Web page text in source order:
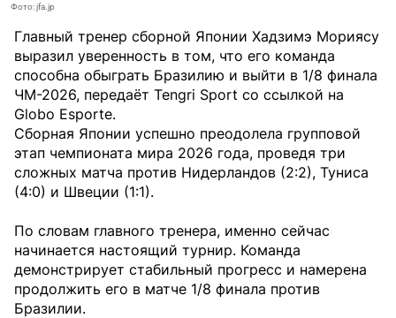
Фото: jfa.jp
Главный тренер сборной Японии Хадзимэ Мориясу
выразил уверенность в том, что его команда
способна обыграть Бразилию и выйти в 1/8 финала
ЧМ-2026, передаёт Tengri Sport со ссылкой на
Globo Esporte.
Сборная Японии успешно преодолела групповой
этап чемпионата мира 2026 года, проведя три
сложных матча против Нидерландов (2:2), Туниса
(4:0) и Швеции (1:1).
По словам главного тренера, именно сейчас
начинается настоящий турнир. Команда
демонстрирует стабильный прогресс и намерена
продолжить его в матче 1/8 финала против
Бразилии.